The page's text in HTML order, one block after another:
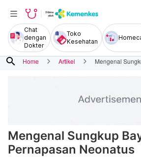
Chat
dengan
Dokter
Toko
Kesehatan
search Home Artikel Mengenal
Mengenal Sungkup
Pernapasan Neonatus